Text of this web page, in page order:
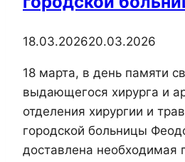
18.03.202620.03.2026
18 марта, в день памяти
выдающегося хирурга и
отделения хирургии и
городской больницы
доставлена необходимая